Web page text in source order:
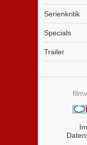
Serienkritik
Specials
Trailer